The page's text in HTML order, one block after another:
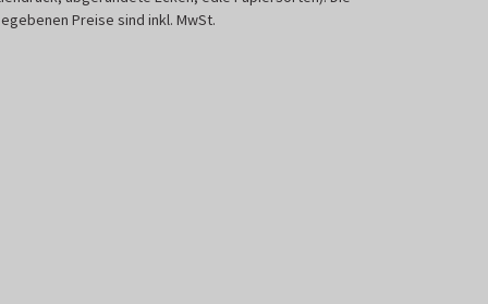
Preise sind inkl. MwSt.